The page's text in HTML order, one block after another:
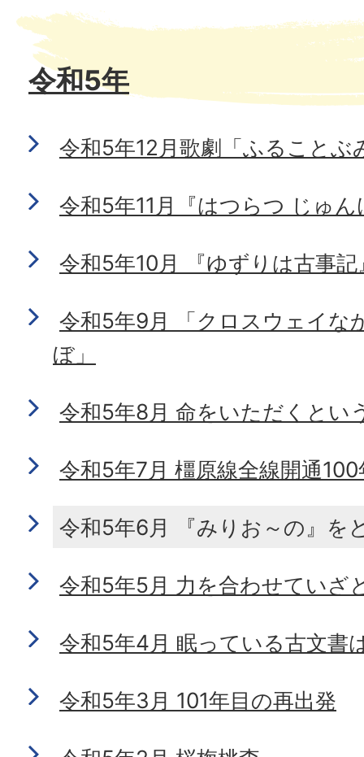
令和5年
令和5年12月歌劇「ふることぶ
令和5年11月『はつらつ じゅん
令和5年10月 『ゆずりは古事記
令和5年9月 「クロスウェイな
ぼ」
令和5年8月 命をいただくとい
令和5年7月 橿原線全線開通100
令和5年6月 『みりお～の』を
令和5年5月 力を合わせていざ
令和5年4月 眠っている古文書
令和5年3月 101年目の再出発